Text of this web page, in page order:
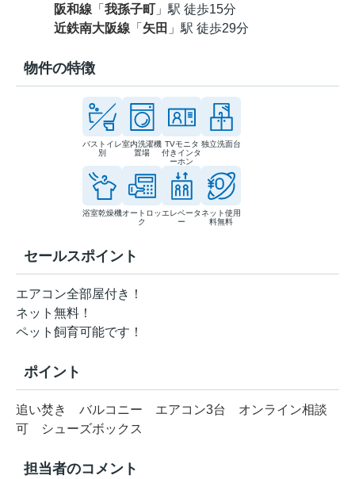
阪和線 「 我孫子町 」駅 徒歩15分
近鉄南大阪線 「 矢田 」駅 徒歩29分
物件の特徴
バストイレ
別
室内洗濯機
置場
TVモニタ
付きインタ
ーホン
独立洗面台
浴室乾燥機オートロッ
ク
エレベータ
ー
ネット使用
料無料
セールスポイント
エアコン全部屋付き！
ネット無料！
ペット飼育可能です！
ポイント
追い焚き バルコニー エアコン3台
オンライン相談
可
シューズボックス
担当者のコメント